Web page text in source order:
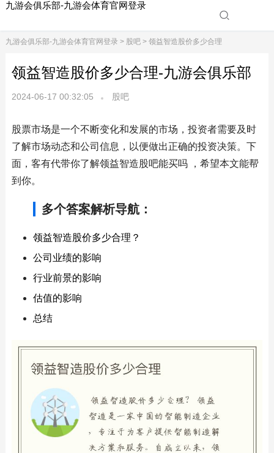
九游会俱乐部-九游会体育官网登录
九游会俱乐部-九游会体育官网登录> 股吧> 领益智造股价多少合理
领益智造股价多少合理-九游会俱乐部
2024-06-17 00:32:05 股吧
股票市场是一个不断变化和发展的市场，投资者需要及时
了解市场动态和公司信息，以便做出正确的投资决策。下
面，客有代带你了解领益智造股吧能买吗 ，希望本文能帮
到你。
多个答案解析导航：
领益智造股价多少合理？
公司业绩的影响
行业前景的影响
估值的影响
总结